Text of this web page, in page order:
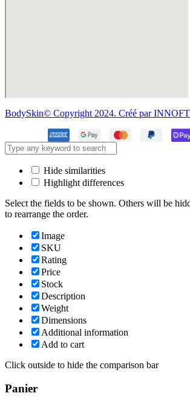
BodySkin© Copyright 2024. Créé par
Hide similarities
Highlight differences
Select the fields to be shown. Others will be
to rearrange the order.
Image
SKU
Rating
Price
Stock
Description
Weight
Dimensions
Additional information
Add to cart
Click outside to hide the comparison bar
Panier